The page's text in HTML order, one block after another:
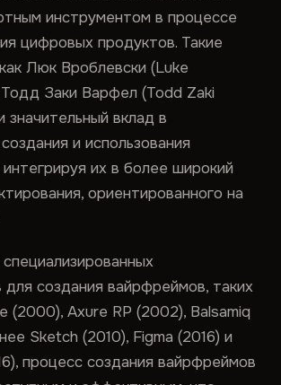
инструментом в процессе
цифровых продуктов. Такие
Люк Вроблевски (Luke
Заки Варфел (Todd Zaki
значительный вклад в
и использования
их в более широкий
ориентированного на
для создания вайрфреймов, таких
(2000), Axure RP (2002), Balsamiq
Sketch (2010), Figma (2016) и
процесс создания вайрфреймов